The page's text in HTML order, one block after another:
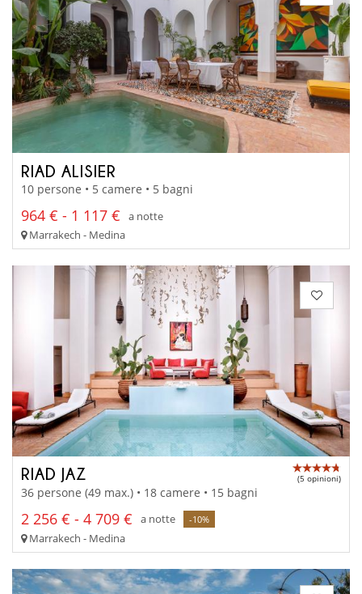
RIAD ALISIER
10 persone • 5 camere • 5 bagni
964 € - 1 117 €
a notte
Marrakech - Medina
RIAD JAZ (5 opinioni)
36 persone (49 max.) • 18 camere • 15 bagni
2 256 € - 4 709 € a notte -10%
Marrakech - Medina